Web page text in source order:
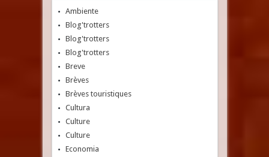
Ambiente
Blog'trotters
Blog'trotters
Blog'trotters
Breve
Brèves
Brèves touristiques
Cultura
Culture
Culture
Economia